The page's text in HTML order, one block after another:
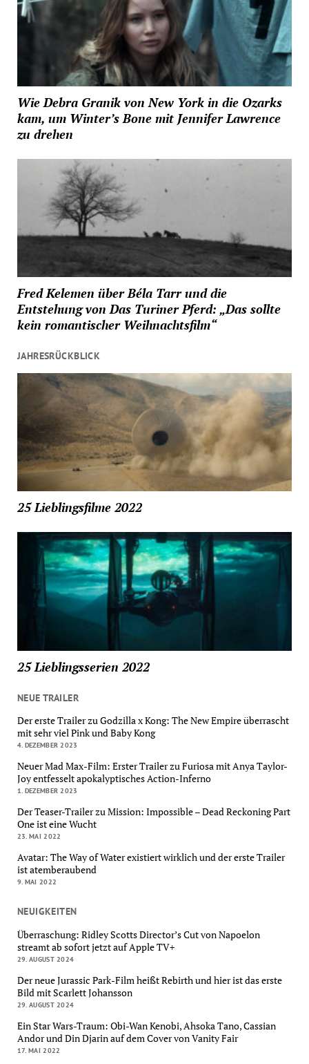
Wie Debra Granik von New York in die Ozarks
kam, um Winter’s Bone mit Jennifer Lawrence
zu drehen
Fred Kelemen über Béla Tarr und die
Entstehung von Das Turiner Pferd: „Das sollte
kein romantischer Weihnachtsfilm“
JAHRESRÜCKBLICK
25 Lieblingsfilme 2022
25 Lieblingsserien 2022
NEUE TRAILER
Der erste Trailer zu Godzilla x Kong: The New Empire überrascht
mit sehr viel Pink und Baby Kong
4. DEZEMBER 2023
Neuer Mad Max-Film: Erster Trailer zu Furiosa mit Anya Taylor-
Joy entfesselt apokalyptisches Action-Inferno
1. DEZEMBER 2023
Der Teaser-Trailer zu Mission: Impossible – Dead Reckoning Part
One ist eine Wucht
23. MAI 2022
Avatar: The Way of Water existiert wirklich und der erste Trailer
ist atemberaubend
9. MAI 2022
NEUIGKEITEN
Überraschung: Ridley Scotts Director’s Cut von Napoelon
streamt ab sofort jetzt auf Apple TV+
29. AUGUST 2024
Der neue Jurassic Park-Film heißt Rebirth und hier ist das erste
Bild mit Scarlett Johansson
29. AUGUST 2024
Ein Star Wars-Traum: Obi-Wan Kenobi, Ahsoka Tano, Cassian
Andor und Din Djarin auf dem Cover von Vanity Fair
17. MAI 2022